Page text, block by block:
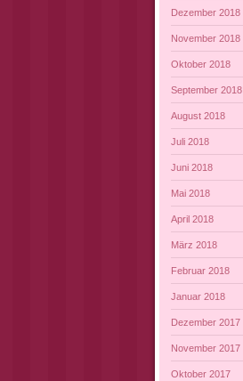
Dezember 2018
November 2018
Oktober 2018
September 2018
August 2018
Juli 2018
Juni 2018
Mai 2018
April 2018
März 2018
Februar 2018
Januar 2018
Dezember 2017
November 2017
Oktober 2017